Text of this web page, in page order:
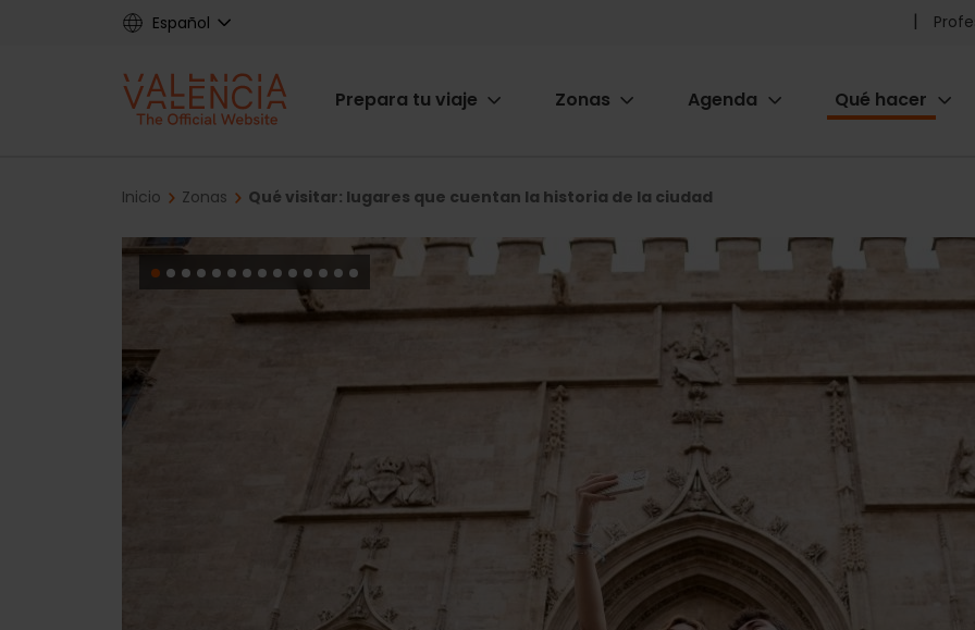
Español
Main
Prepara tu viaje Zonas Agenda Qué hacer
Breadcrumb
Inicio Zonas Qué visitar: lugares que cuentan la historia de la ciudad